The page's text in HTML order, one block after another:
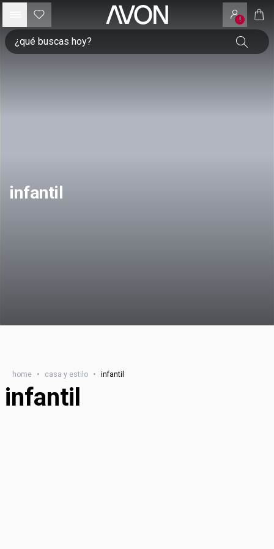
!
infantil
home • casa y estilo • infantil
infantil